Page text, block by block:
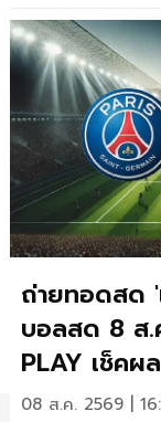
ถ่ายทอดสด
บอลสด 8 ส.
PLAY เช็ค
08 ส.ค. 2569 |